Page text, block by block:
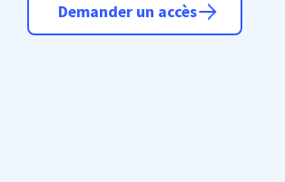
Demander un accès